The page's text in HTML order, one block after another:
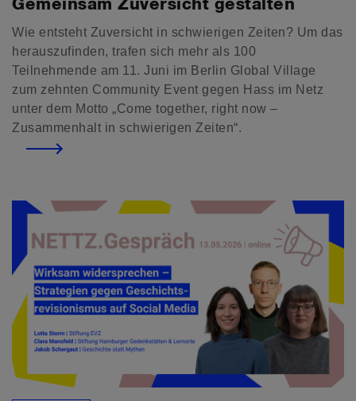
Gemeinsam Zuversicht gestalten
Wie entsteht Zuversicht in schwierigen Zeiten? Um das
herauszufinden, trafen sich mehr als 100
Teilnehmende am 11. Juni im Berlin Global Village
zum zehnten Community Event gegen Hass im Netz
unter dem Motto „Come together, right now –
Zusammenhalt in schwierigen Zeiten“.